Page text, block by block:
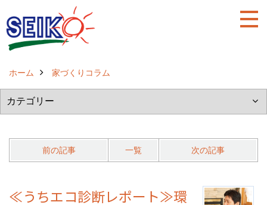
ホーム 家づくりコラム
前の記事 一覧 次の記事
≪うちエコ診断レポート≫環